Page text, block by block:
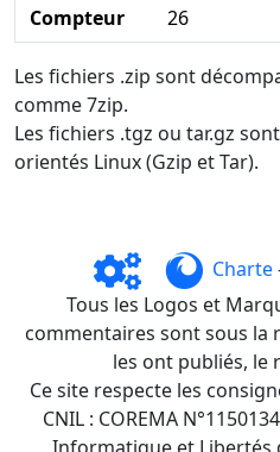
Compteur
26
Les fichiers .zip sont
comme 7zip.
Les fichiers .tgz ou tar.gz
orientés Linux (Gzip et Tar).
Charte
Tous les Logos et
commentaires sont sous la
les ont publiés, le
Ce site respecte les
CNIL : COREMA